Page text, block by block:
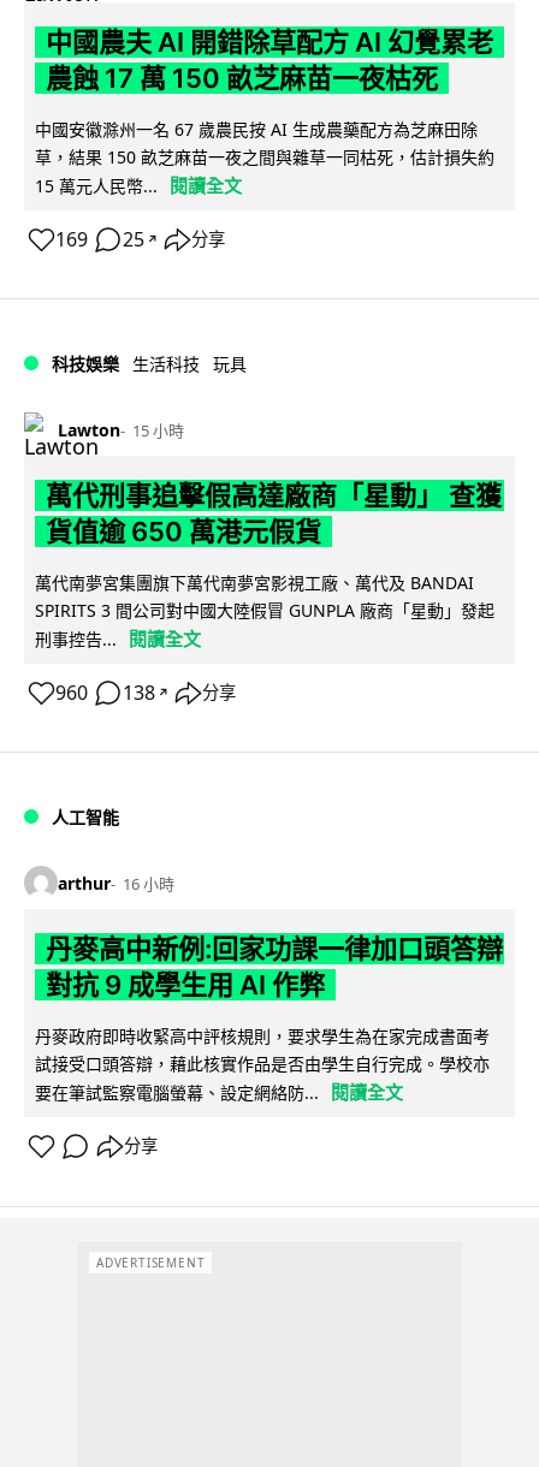
中國農夫 AI 開錯除草配方 AI 幻覺累老
農蝕 17 萬 150 畝芝麻苗一夜枯死
中國安徽滁州一名 67 歲農民按 AI 生成農藥配方為芝麻田除
草，結果 150 畝芝麻苗一夜之間與雜草一同枯死，估計損失約
15 萬元人民幣...
閱讀全文
169 25 ↗ 分享
科技娛樂 生活科技 玩具
Lawton 15 小時
萬代刑事追擊假高達廠商「星動」 查獲
貨值逾 650 萬港元假貨
萬代南夢宮集團旗下萬代南夢宮影視工廠、萬代及 BANDAI
SPIRITS 3 間公司對中國大陸假冒 GUNPLA 廠商「星動」發起
刑事控告...
閱讀全文
960 138 ↗ 分享
人工智能
arthur 16 小時
丹麥高中新例:回家功課一律加口頭答辯
對抗 9 成學生用 AI 作弊
丹麥政府即時收緊高中評核規則，要求學生為在家完成書面考
試接受口頭答辯，藉此核實作品是否由學生自行完成。學校亦
要在筆試監察電腦螢幕、設定網絡防...
閱讀全文
分享
ADVERTISEMENT